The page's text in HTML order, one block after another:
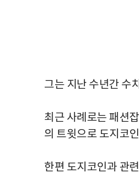
그는 지난 수년간 수
최근 사례로는 패션
의 트윗으로 도지코
한편 도지코인과 관